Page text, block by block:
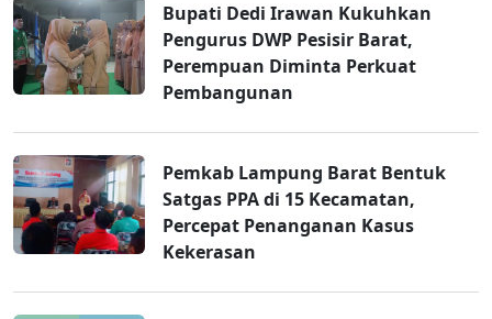
Bupati Dedi Irawan Kukuhkan
Pengurus DWP Pesisir Barat,
Perempuan Diminta Perkuat
Pembangunan
Pemkab Lampung Barat Bentuk
Satgas PPA di 15 Kecamatan,
Percepat Penanganan Kasus
Kekerasan